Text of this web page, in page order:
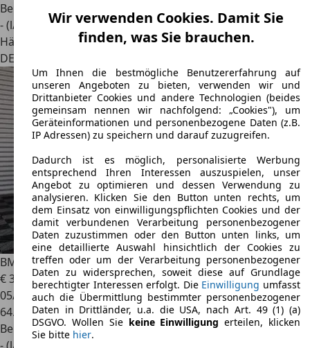
Benzin
- (l/100 km)
Händler
DE 63477
BMW M2Coupé/M-PERFORMANCE ESD/RFK/H&K/ADAP.LED
€ 35.900
05/2018
64.762 km
Benzin
Wir verwenden Cookies. Damit Sie
finden, was Sie brauchen.
Um Ihnen die bestmögliche Benutzererfahrung auf
unseren Angeboten zu bieten, verwenden wir und
Drittanbieter Cookies und andere Technologien (beides
gemeinsam nennen wir nachfolgend: „Cookies"), um
Geräteinformationen und personenbezogene Daten (z.B.
IP Adressen) zu speichern und darauf zuzugreifen.
Dadurch ist es möglich, personalisierte Werbung
entsprechend Ihren Interessen auszuspielen, unser
Angebot zu optimieren und dessen Verwendung zu
analysieren. Klicken Sie den Button unten rechts, um
dem Einsatz von einwilligungspflichten Cookies und der
damit verbundenen Verarbeitung personenbezogener
Daten zuzustimmen oder den Button unten links, um
eine detaillierte Auswahl hinsichtlich der Cookies zu
treffen oder um der Verarbeitung personenbezogener
Daten zu widersprechen, soweit diese auf Grundlage
berechtigter Interessen erfolgt. Die Einwilligung umfasst
auch die Übermittlung bestimmter personenbezogener
Daten in Drittländer, u.a. die USA, nach Art. 49 (1) (a)
DSGVO. Wollen Sie keine Einwilligung erteilen, klicken
Sie bitte hier.